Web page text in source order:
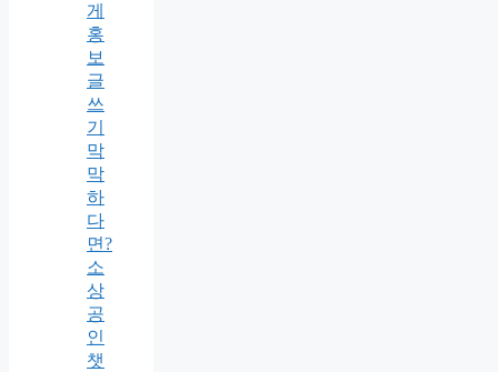
게
홍
보
글
쓰
기
막
막
하
다
면?
소
상
공
인
챗